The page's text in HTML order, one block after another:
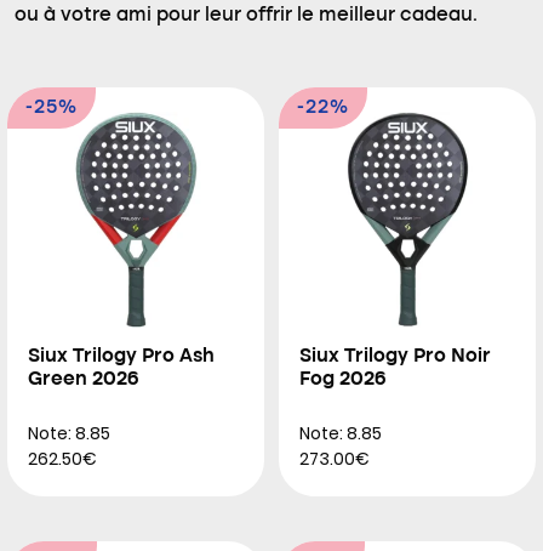
ou à votre ami pour leur offrir le meilleur cadeau.
-25%
Siux Trilogy Pro Ash
Green 2026
Note: 8.85
262.50€
-22%
Siux Trilogy Pro Noir
Fog 2026
Note: 8.85
273.00€